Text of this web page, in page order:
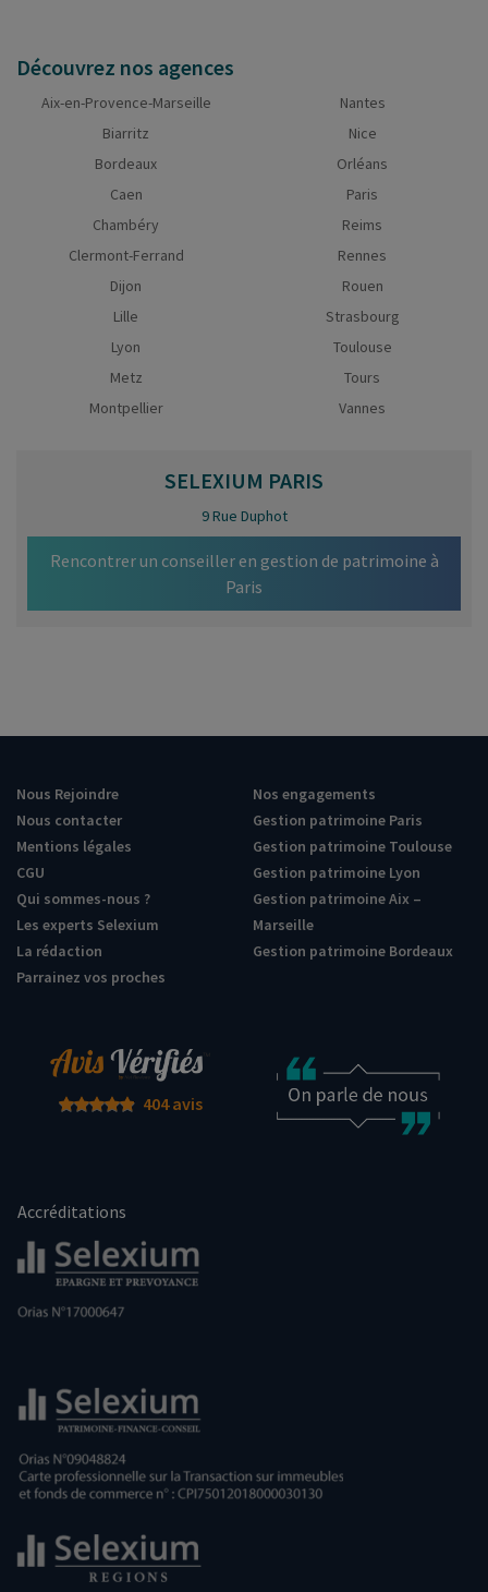
Découvrez nos agences
Aix-en-Provence-Marseille
Biarritz
Bordeaux
Caen
Chambéry
Clermont-Ferrand
Dijon
Lille
Lyon
Metz
Montpellier
Nantes
Nice
Orléans
Paris
Reims
Rennes
Rouen
Strasbourg
Toulouse
Tours
Vannes
SELEXIUM PARIS
9 Rue Duphot
Rencontrer un conseiller en gestion de patrimoine à
Paris
Nous Rejoindre
Nous contacter
Mentions légales
CGU
Qui sommes-nous ?
Les experts Selexium
La rédaction
Parrainez vos proches
Nos engagements
Gestion patrimoine Paris
Gestion patrimoine Toulouse
Gestion patrimoine Lyon
Gestion patrimoine Aix –
Marseille
Gestion patrimoine Bordeaux
404 avis
Accréditations